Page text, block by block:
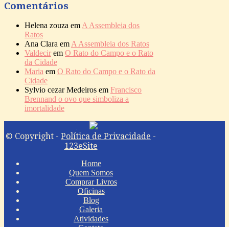
Comentários
Helena zouza em A Assembleia dos
Ratos
Ana Clara em A Assembleia dos Ratos
Valdecir em O Rato do Campo e o Rato
da Cidade
Maria em O Rato do Campo e o Rato da
Cidade
Sylvio cezar Medeiros em Francisco
Brennand o ovo que simboliza a
imortalidade
© Copyright - Política de Privacidade -
123eSite
Home
Quem Somos
Comprar Livros
Oficinas
Blog
Galeria
Atividades